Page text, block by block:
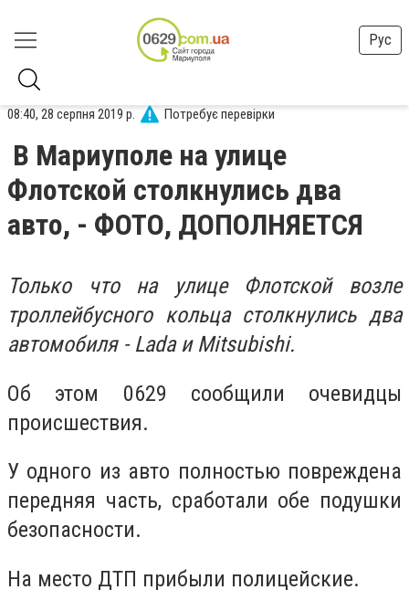
Рус
08:40, 28 серпня 2019 р. Потребує перевірки
В Мариуполе на улице
Флотской столкнулись два
авто, - ФОТО, ДОПОЛНЯЕТСЯ
Только что на улице Флотской возле
троллейбусного кольца столкнулись два
автомобиля - Ladaи Mitsubishi.
Об этом 0629 сообщили очевидцы
происшествия.
У одного из авто полностью повреждена
передняя часть, сработали обе подушки
безопасности.
На место ДТП прибыли полицейские.